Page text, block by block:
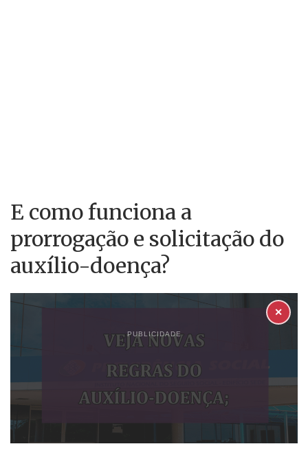
E como funciona a
prorrogação e solicitação do
auxílio-doença?
PUBLICIDADE
✕